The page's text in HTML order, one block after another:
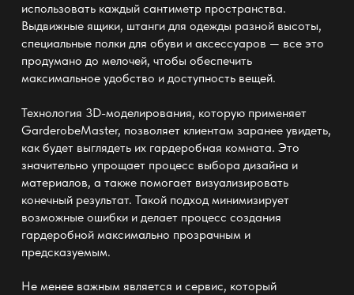
использовать каждый сантиметр пространства.
Выдвижные ящики, штанги для одежды разной высоты,
специальные полки для обуви и аксессуаров — все это
продумано до мелочей, чтобы обеспечить
максимальное удобство и доступность вещей.
Технология 3D-моделирования, которую применяет
GarderobeMaster, позволяет клиентам заранее увидеть,
как будет выглядеть их гардеробная комната. Это
значительно упрощает процесс выбора дизайна и
материалов, а также помогает визуализировать
конечный результат. Такой подход минимизирует
возможные ошибки и делает процесс создания
гардеробной максимально прозрачным и
предсказуемым.
Не менее важным является и сервис, который